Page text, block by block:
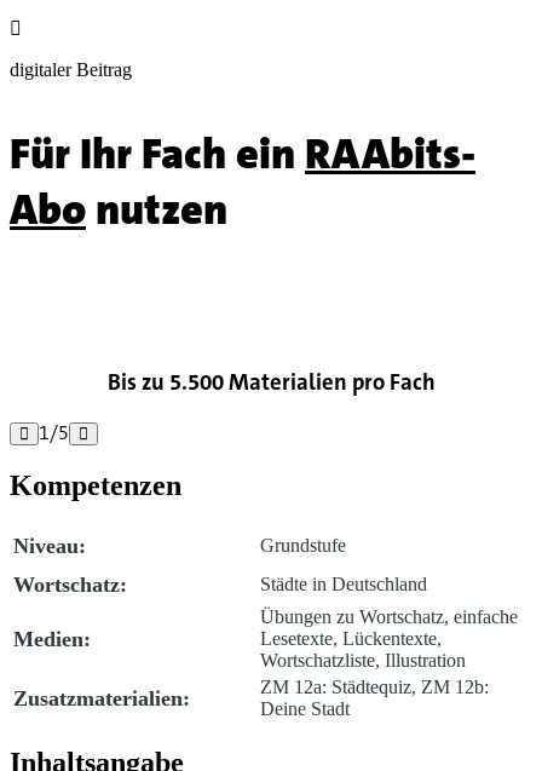

digitaler Beitrag
Für Ihr Fach ein RAAbits-
Abonutzen
Bis zu 5.500 Materialien pro Fach
 1/5 
Kompetenzen
Niveau: Grundstufe
Wortschatz: Städte in Deutschland
Medien:
Übungen zu Wortschatz, einfache
Lesetexte, Lückentexte,
Wortschatzliste, Illustration
Zusatzmaterialien:
ZM 12a: Städtequiz, ZM 12b:
Deine Stadt
Inhaltsangabe